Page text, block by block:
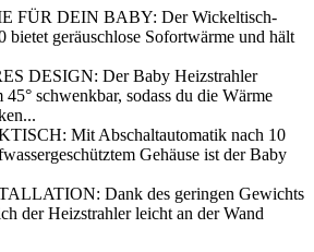
FÜR DEIN BABY: Der Wickeltisch-
bietet geräuschlose Sofortwärme und hält
DESIGN: Der Baby Heizstrahler
schwenkbar, sodass du die Wärme
Mit Abschaltautomatik nach 10
Gehäuse ist der Baby
Dank des geringen Gewichts
der Heizstrahler leicht an der Wand